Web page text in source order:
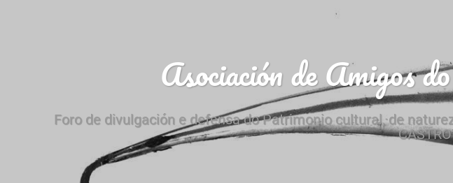
Asociación de Amigos
Foro de divulgación e defensa do Patrimonio cultural, de